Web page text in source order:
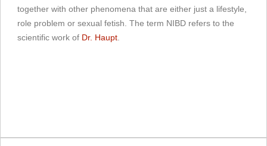
together with other phenomena that are either just a lifestyle,
role problem or sexual fetish. The term NIBD refers to the
scientific work of Dr. Haupt